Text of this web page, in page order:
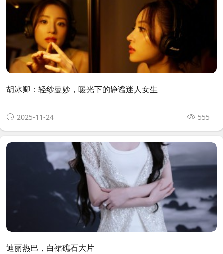
胡冰卿：轻纱曼妙，暖光下的静谧迷人女生
2025-11-24 555
迪丽热巴，白裙礁石大片